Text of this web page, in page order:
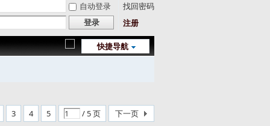
自动登录
找回密码
登录
注册
快捷导航
3 4 5 / 5 页 下一页